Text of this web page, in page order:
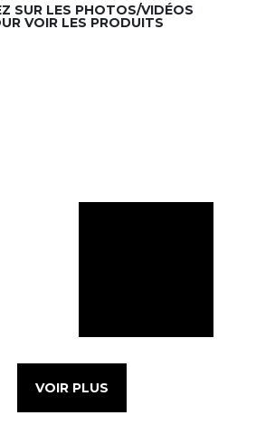
SUR LES PHOTOS/VIDÉOS
VOIR LES PRODUITS
VOIR PLUS